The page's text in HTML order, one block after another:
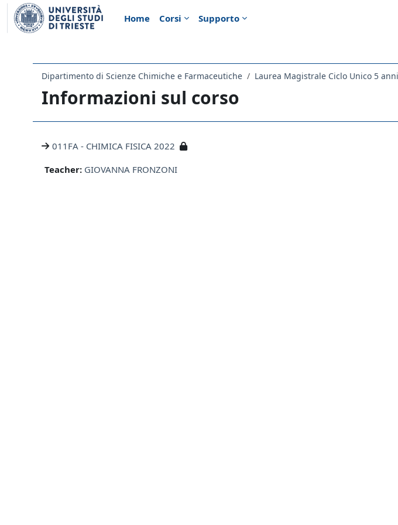
Vai al contenuto principale
Home
Corsi Supporto
Dipartimento di Scienze Chimiche e Farmaceutiche Laurea Magistrale Ciclo Unico 5 anni
Informazioni sul corso
011FA - CHIMICA FISICA 2022
Teacher: GIOVANNA FRONZONI